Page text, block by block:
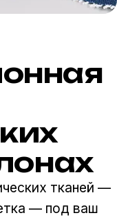
тканей —
— под ваш